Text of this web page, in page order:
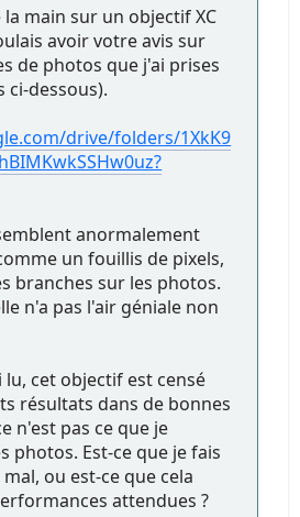
la main sur un objectif XC
avoir votre avis sur
de photos que j'ai prises
ci-dessous).
drive/folders/1XkK9
anormalement
un fouillis de pixels,
branches sur les photos.
n'a pas l'air géniale non
lu, cet objectif est censé
résultats dans de bonnes
n'est pas ce que je
photos. Est-ce que je fais
ou est-ce que cela
attendues ?